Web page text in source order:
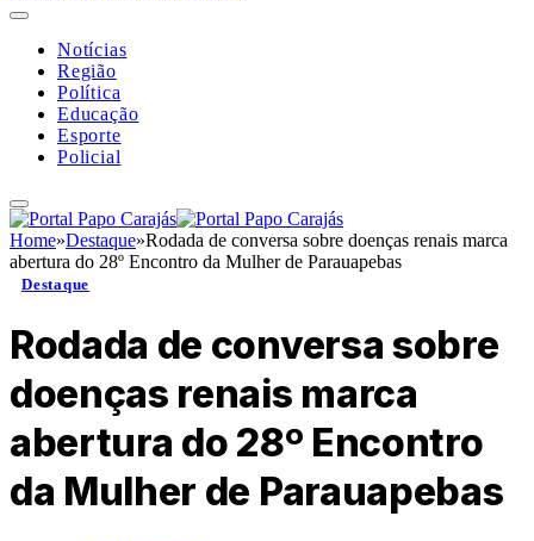
Notícias
Região
Política
Educação
Esporte
Policial
Home»Destaque»Rodada de conversa sobre doenças renais marca
abertura do 28º Encontro da Mulher de Parauapebas
Destaque
Rodada de conversa sobre
doenças renais marca
abertura do 28º Encontro
da Mulher de Parauapebas